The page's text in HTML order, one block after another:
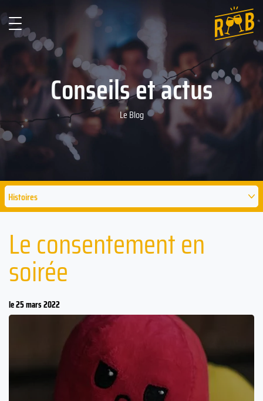
Conseils et actus
Le Blog
Histoires
Le consentement en
soirée
le 25 mars 2022